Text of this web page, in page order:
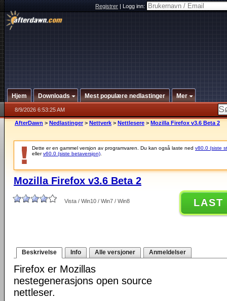
Registrer|Logg inn:
Hjem Downloads Mest populære nedlastinger Mer
8/9/2026 6:53:25 AM
AfterDawn > Nedlastinger > Nettverk > Nettlesere > Mozilla Firefox v3.6 Beta 2
Dette er en gammel versjon av programvaren. Du kan også laste ned v80.0 (siste
ellerv60.0 (siste betaversjon)
Mozilla Firefox v3.6 Beta 2
Vista / Win10 / Win7 / Win8 LAST
Beskrivelse Info Alle versjoner Anmeldelser
Firefox er Mozillas
nestegenerasjons open source
nettleser.